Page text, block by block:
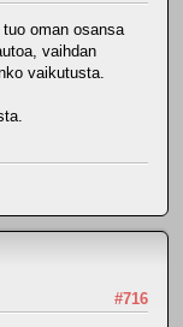
oman osansa
vaihdan
vaikutusta.
#716